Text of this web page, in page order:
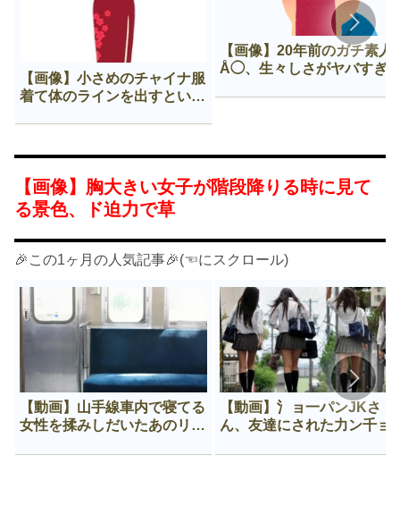
【画像】小さめのチャイナ服
着て体のラインを出すという
【画像】20年前のガチ素人
Å◯、生々しさがヤバすぎ
【画像】胸大きい女子が階段降りる時に見て
る景色、ド迫力で草
🎉この1ヶ月の人気記事🎉(☜にスクロール)
【動画】山手線車内で寝てる
女性を揉みしだいたあのリー
【動画】氵ョ一パンJKさ
ん、友達にされた力ン千ョ